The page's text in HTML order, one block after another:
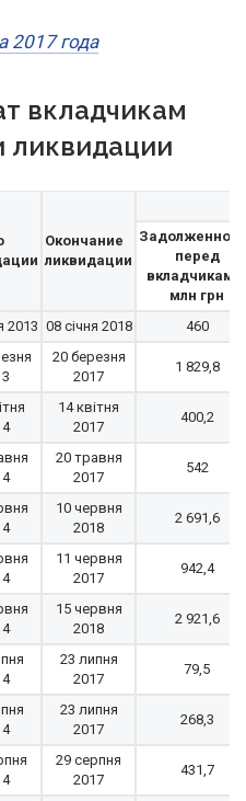
2017 года
вкладчикам
ликвидации
Окончание
ликвидации
перед
вкладчиками,
млн грн
2013 08 січня 2018 460
20 березня
2017
1 829,8
14 квітня
2017
400,2
20 травня
2017
542
10 червня
2018
2 691,6
11 червня
2017
942,4
15 червня
2018
2 921,6
23 липня
2017
79,5
23 липня
2017
268,3
29 серпня
2017
431,7